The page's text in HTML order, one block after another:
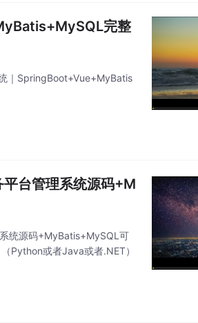
完整
｜SpringBoot+Vue+MyBatis
台管理系统源码+M
统源码+MyBatis+MySQL可
Python或者Java或者.NET）